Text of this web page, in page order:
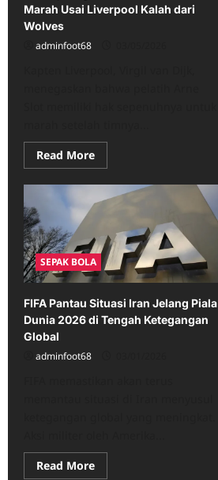
Marah Usai Liverpool Kalah dari
Wolves
adminfoot68
Read MoreRead
more
Van
Dijk
Berhak
Marah
Usai
Liverpool
Kalah
dari
Wolves
SEPAK BOLA
FIFA Pantau Situasi Iran Jelang Piala
Dunia 2026 di Tengah Ketegangan
Global
adminfoot68
Read MoreRead
more